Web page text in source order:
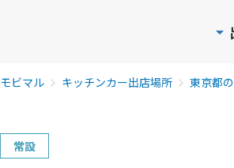
モビマル キッチンカー出店場所 東京都
常設